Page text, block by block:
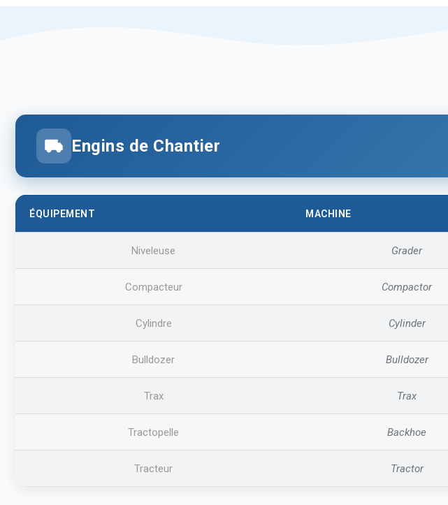
Engins de Chantier
ÉQUIPEMENT MACHINE
Niveleuse Grader
Compacteur Compactor
Cylindre Cylinder
Bulldozer Bulldozer
Trax Trax
Tractopelle Backhoe
Tracteur Tractor